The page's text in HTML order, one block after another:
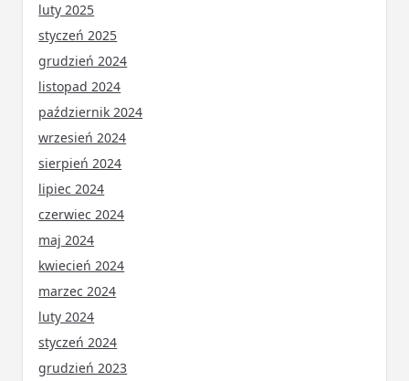
luty 2025
styczeń 2025
grudzień 2024
listopad 2024
październik 2024
wrzesień 2024
sierpień 2024
lipiec 2024
czerwiec 2024
maj 2024
kwiecień 2024
marzec 2024
luty 2024
styczeń 2024
grudzień 2023